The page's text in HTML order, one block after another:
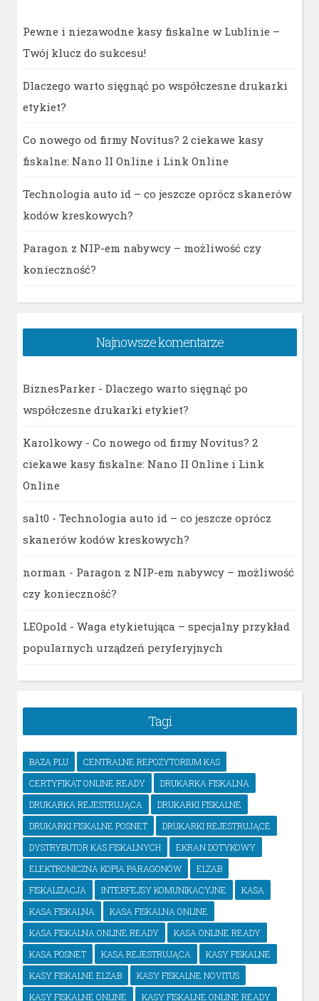
Pewne i niezawodne kasy fiskalne w Lublinie –
Twój klucz do sukcesu!
Dlaczego warto sięgnąć po współczesne drukarki
etykiet?
Co nowego od firmy Novitus? 2 ciekawe kasy
fiskalne: Nano II Online i Link Online
Technologia auto id – co jeszcze oprócz skanerów
kodów kreskowych?
Paragon z NIP-em nabywcy – możliwość czy
konieczność?
Najnowsze komentarze
BiznesParker- Dlaczego warto sięgnąć po
współczesne drukarki etykiet?
Karolkowy- Co nowego od firmy Novitus? 2
ciekawe kasy fiskalne: Nano II Online i Link
Online
salt0- Technologia auto id – co jeszcze oprócz
skanerów kodów kreskowych?
norman - Paragon z NIP-em nabywcy – możliwość
czy konieczność?
LEOpold- Waga etykietująca – specjalny przykład
popularnych urządzeń peryferyjnych
Tagi
BAZA PLU
CENTRALNE REPOZYTORIUM KAS
CERTYFIKAT ONLINE READY
DRUKARKA FISKALNA
DRUKARKA REJESTRUJĄCA
DRUKARKI FISKALNE
DRUKARKI FISKALNE POSNET
DRUKARKI REJESTRUJĄCE
DYSTRYBUTOR KAS FISKALNYCH
EKRAN DOTYKOWY
ELEKTRONICZNA KOPIA PARAGONÓW
ELZAB
FISKALIZACJA
INTERFEJSY KOMUNIKACYJNE
KASA
KASA FISKALNA
KASA FISKALNA ONLINE
KASA FISKALNA ONLINE READY
KASA ONLINE READY
KASA POSNET
KASA REJESTRUJĄCA
KASY FISKALNE
KASY FISKALNE ELZAB
KASY FISKALNE NOVITUS
KASY FISKALNE ONLINE
KASY FISKALNE ONLINE READY